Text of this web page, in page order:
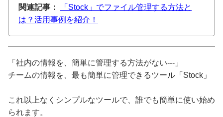
関連記事：
「Stock」でファイル管理する方法と
は？活用事例を紹介！
「社内の情報を、簡単に管理する方法がない---」
チームの情報を、最も簡単に管理できるツール「Stock」
これ以上なくシンプルなツールで、誰でも簡単に使い始め
られます。